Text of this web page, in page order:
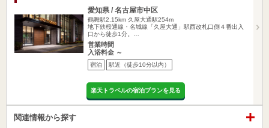
愛知県 / 名古屋市中区
鶴舞駅2.15km 久屋大通駅254m
地下鉄桜通線・名城線「久屋大通」駅西改札口側４番出入
口から徒歩1分。…
営業時間
入浴料金 ～
宿泊 駅近（徒歩10分以内）
楽天トラベルの宿泊プランを見る
関連情報から探す